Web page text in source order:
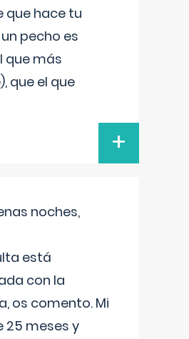
que hace tu
pecho es
que más
que el que
+
noches,
está
con la
os comento. Mi
25 meses y